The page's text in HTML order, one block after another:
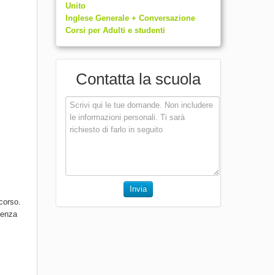
Unito
Inglese Generale + Conversazione
Corsi per Adulti e studenti
Contatta la scuola
Invia